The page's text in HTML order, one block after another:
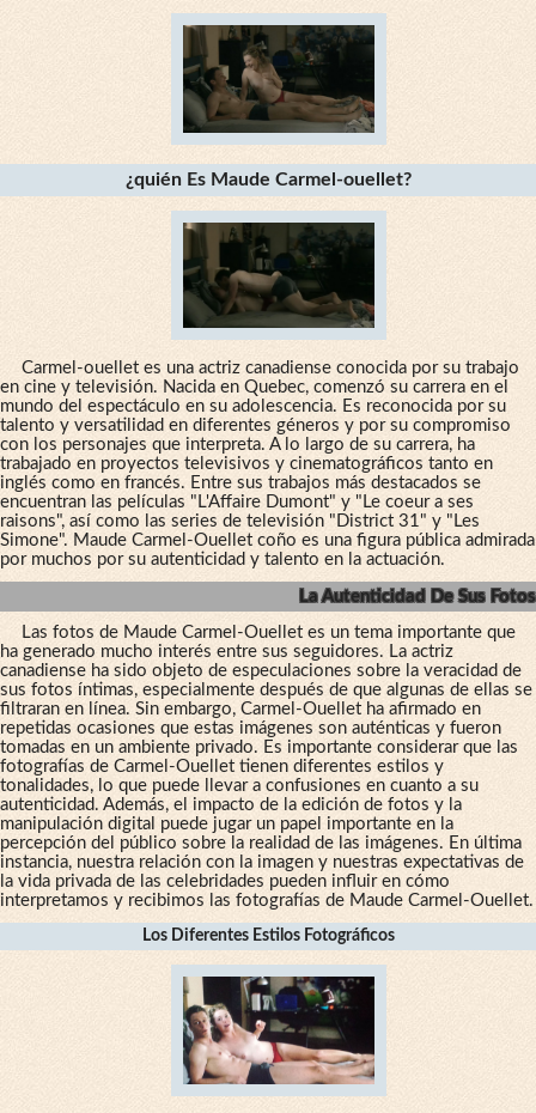
¿quién Es Maude Carmel-ouellet?
Carmel-ouellet es una actriz canadiense conocida por su trabajo
en cine y televisión. Nacida en Quebec, comenzó su carrera en el
mundo del espectáculo en su adolescencia. Es reconocida por su
talento y versatilidad en diferentes géneros y por su compromiso
con los personajes que interpreta. A lo largo de su carrera, ha
trabajado en proyectos televisivos y cinematográficos tanto en
inglés como en francés. Entre sus trabajos más destacados se
encuentran las películas "L'Affaire Dumont" y "Le coeur a ses
raisons", así como las series de televisión "District 31" y "Les
Simone". Maude Carmel-Ouellet coño es una figura pública admirada
por muchos por su autenticidad y talento en la actuación.
La Autenticidad De Sus Fotos
Las fotos de Maude Carmel-Ouellet es un tema importante que
ha generado mucho interés entre sus seguidores. La actriz
canadiense ha sido objeto de especulaciones sobre la veracidad de
sus fotos íntimas, especialmente después de que algunas de ellas se
filtraran en línea. Sin embargo, Carmel-Ouellet ha afirmado en
repetidas ocasiones que estas imágenes son auténticas y fueron
tomadas en un ambiente privado. Es importante considerar que las
fotografías de Carmel-Ouellet tienen diferentes estilos y
tonalidades, lo que puede llevar a confusiones en cuanto a su
autenticidad. Además, el impacto de la edición de fotos y la
manipulación digital puede jugar un papel importante en la
percepción del público sobre la realidad de las imágenes. En última
instancia, nuestra relación con la imagen y nuestras expectativas de
la vida privada de las celebridades pueden influir en cómo
interpretamos y recibimos las fotografías de Maude Carmel-Ouellet.
Los Diferentes Estilos Fotográficos